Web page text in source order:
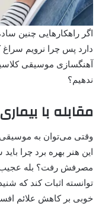
اگر راهکارهایی چنین
دارد پس چرا نرویم سراغ
آهنگسازی موسیقی
ندهیم؟
مقابله با
وقتی می‌توان به
این هنر بهره برد چرا
مصرفش رفت؟ بله عجیب
توانسته اثبات کند که
خوبی بر کاهش علائم